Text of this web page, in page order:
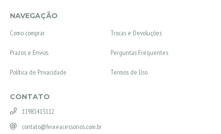
NAVEGAÇÃO
Como comprar
Trocas e Devoluções
Prazos e Envios Perguntas Frequentes
Política de Privacidade Termos de Uso
CONTATO
11981415112
contato@feixeacessorios.com.br